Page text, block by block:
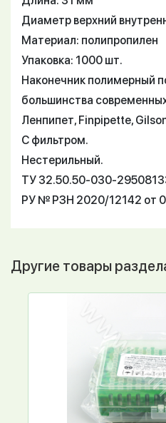
Диаметр верхний
Материал: полипропилен
Упаковка: 1000 шт.
Наконечник полимерный
большинства
Ленпипет, Finpipette,
С фильтром.
Нестерильный.
ТУ 32.50.50-030-
РУ № РЗН 2020/12142 от
Другие товары